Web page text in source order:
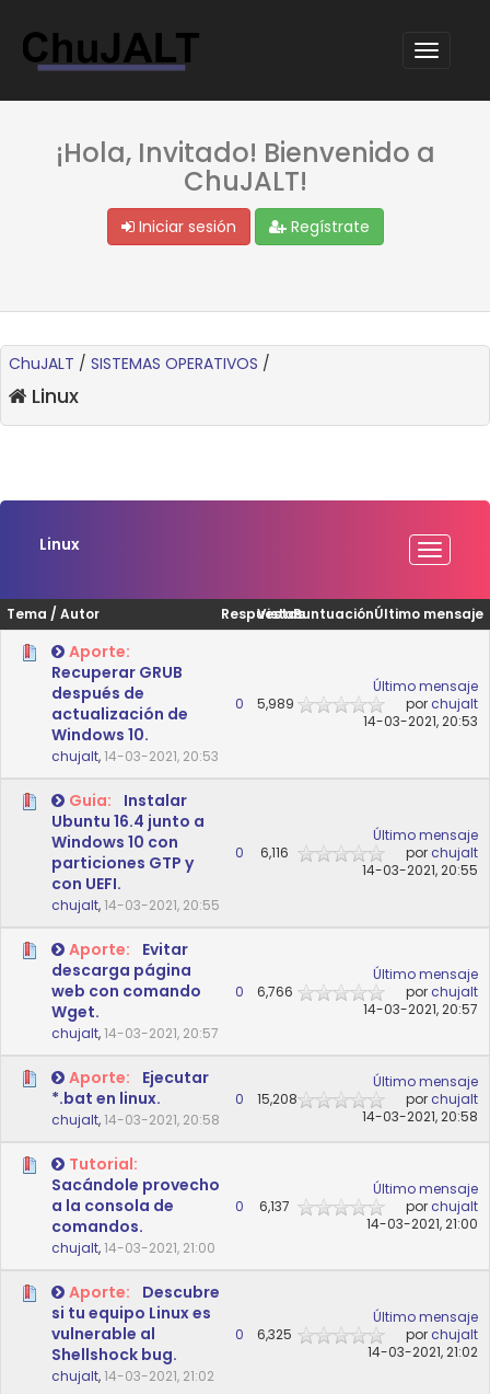
¡Hola, Invitado! Bienvenido a
ChuJALT!
Iniciar sesión Regístrate
ChuJALT / SISTEMAS OPERATIVOS /
Linux
Linux
Tema / Autor Respuestas
VistasPuntuaciónÚltimo mensaje
Aporte:
Recuperar GRUB
después de
actualización de
Windows 10.
chujalt,14-03-2021, 20:53
0 5,989
Último mensaje
por chujalt
14-03-2021, 20:53
Guia:
Instalar
Ubuntu 16.4 junto a
Windows 10 con
particiones GTP y
con UEFI.
chujalt,14-03-2021, 20:55
0 6,116
Último mensaje
por chujalt
14-03-2021, 20:55
Aporte:
Evitar
descarga página
web con comando
Wget.
chujalt,14-03-2021, 20:57
0 6,766
Último mensaje
por chujalt
14-03-2021, 20:57
Aporte:
Ejecutar
*.bat en linux.
chujalt,14-03-2021, 20:58
0 15,208
Último mensaje
por chujalt
14-03-2021, 20:58
Tutorial:
Sacándole provecho
a la consola de
comandos.
chujalt,14-03-2021, 21:00
0 6,137
Último mensaje
por chujalt
14-03-2021, 21:00
Aporte:
Descubre
si tu equipo Linux es
vulnerable al
Shellshock bug.
chujalt,14-03-2021, 21:02
0 6,325
Último mensaje
por chujalt
14-03-2021, 21:02